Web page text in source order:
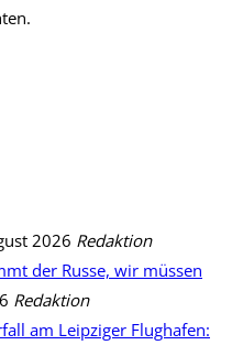
2026 Redaktion
der Russe, wir müssen
Redaktion
am Leipziger Flughafen: